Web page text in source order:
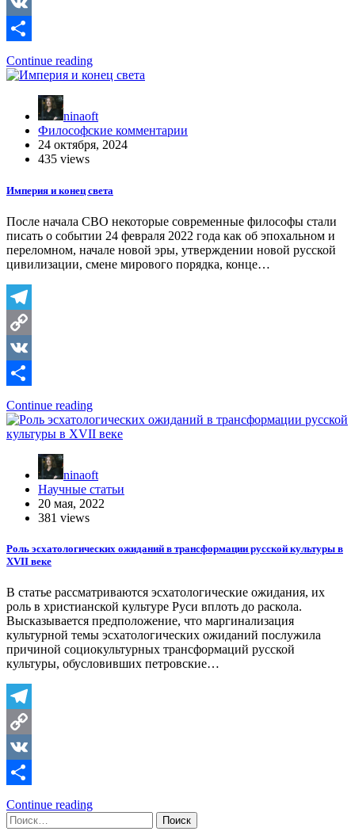
Copy
Link
VK
Отправить
Continue reading
ninaoft
Философские комментарии
24 октября, 2024
435 views
Империя и конец света
После начала СВО некоторые современные философы стали
писать о событии 24 февраля 2022 года как об эпохальном и
переломном, начале новой эры, утверждении новой русской
цивилизации, смене мирового порядка, конце…
Telegram
Copy
Link
VK
Отправить
Continue reading
ninaoft
Научные статьи
20 мая, 2022
381 views
Роль эсхатологических ожиданий в трансформации русской культуры в
XVII веке
В статье рассматриваются эсхатологические ожидания, их
роль в христианской культуре Руси вплоть до раскола.
Высказывается предположение, что маргинализация
культурной темы эсхатологических ожиданий послужила
причиной социокультурных трансформаций русской
культуры, обусловивших петровские…
Telegram
Copy
Link
VK
Отправить
Continue reading
Найти: